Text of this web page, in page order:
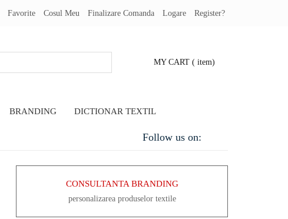
Favorite Cosul Meu Finalizare Comanda Logare Register?
MY CART ( item)
BRANDING DICTIONAR TEXTIL
Follow us on:
CONSULTANTA BRANDING
personalizarea produselor textile